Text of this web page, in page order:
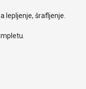
lepljenje, šrafljenje.